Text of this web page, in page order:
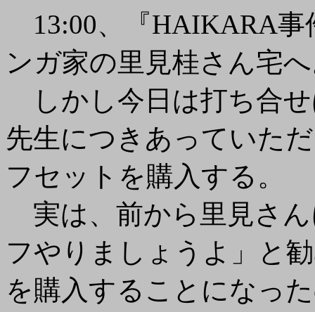
13:00、『HAIKARA事
ンガ家の里見桂さん宅
しかし今日は打ち合
先生につきあっていた
フセットを購入する。
実は、前から里見さ
フやりましょうよ」と
を購入することになっ